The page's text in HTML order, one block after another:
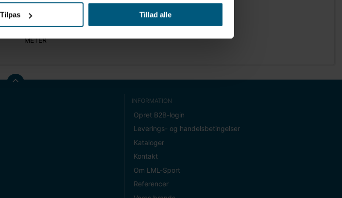
Tilpas Tillad alle
0,00
METER
INFORMATION
Opret B2B-login
Leverings- og handelsbetingelser
Kataloger
Kontakt
Om LML-Sport
Referencer